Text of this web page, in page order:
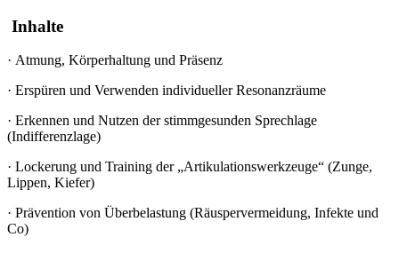
Inhalte
· Atmung, Körperhaltung und Präsenz
· Erspüren und Verwenden individueller Resonanzräume
· Erkennen und Nutzen der stimmgesunden Sprechlage
(Indifferenzlage)
· Lockerung und Training der „Artikulationswerkzeuge“ (Zunge,
Lippen, Kiefer)
· Prävention von Überbelastung (Räuspervermeidung, Infekte und
Co)